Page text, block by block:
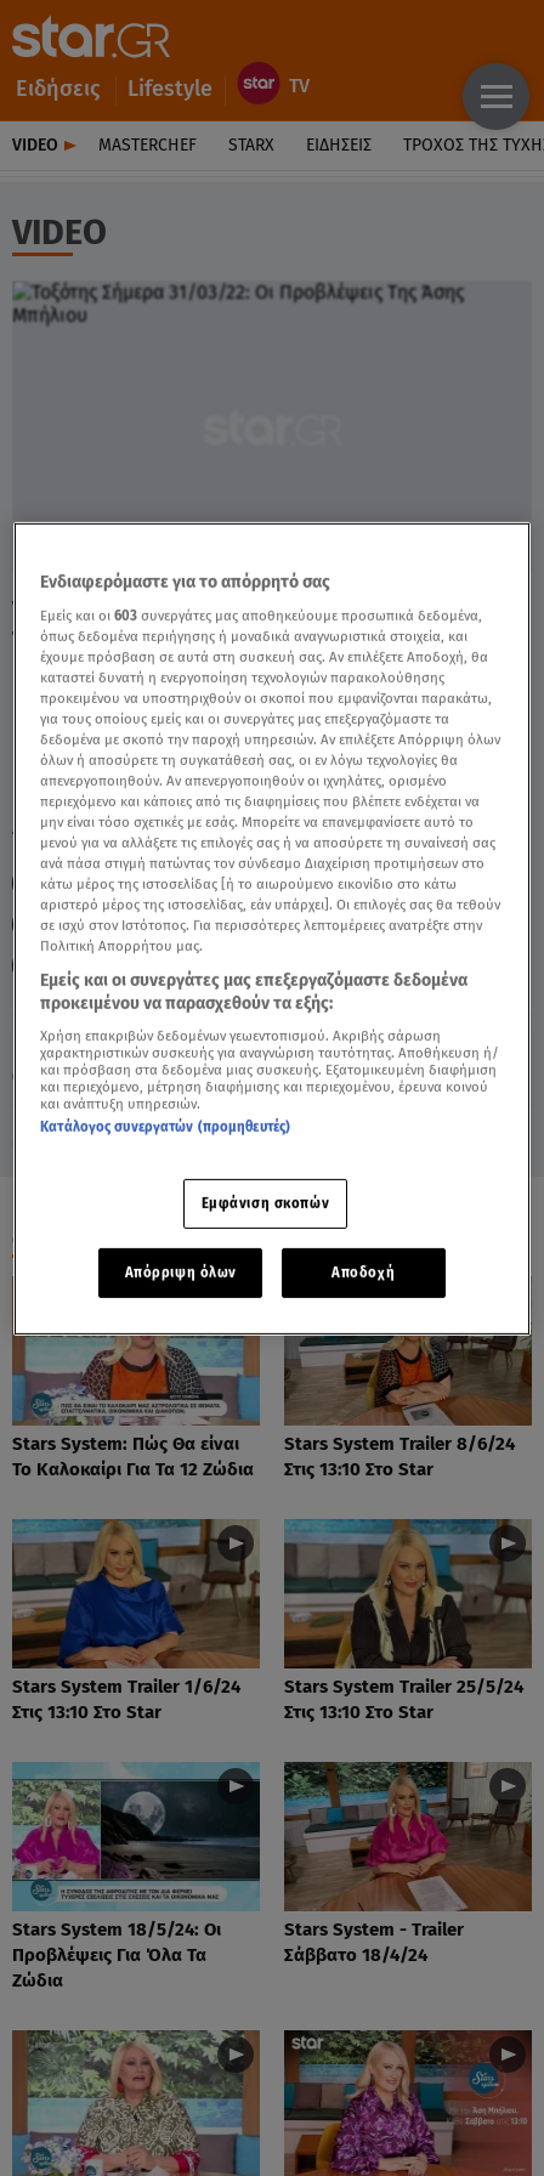
Ειδήσεις Lifestyle
VIDEO MASTERCHEF STARX ΕΙΔΉΣΕΙΣ ΤΡΟΧΌΣ ΤΗΣ
VIDEO
Πέμπτη 6 Αυγούστου 2026
31.03.22, 13:28 ΖΩΔΙΑ
Τοξότης Σήμερα 31/03/22: Οι Προβλέψεις
Της Άσης Μπήλιου - Video
TAGS: ΖΩΔΙΑ ΤΟΞΟΤΗΣ ΖΩΔΙΑ ΣΗΜΕΡΑ
ΑΣΗ ΜΠΗΛΙΟΥ
ΖΩΔΙΑ ΑΣΗ ΜΠΗΛΙΟΥ
ΑΣΤΡΟΛΟΓΙΚΕΣ ΠΡΟΒΛΕΨΕΙΣ
ΗΜΕΡΗΣΙΕΣ ΠΡΟΒΛΕΨΕΙΣ
BREAKFAST@STAR
ΟΛΑ ΤΑ ΒΙΝΤΕΟ
Stars System: Πώς Θα είναι
Το Καλοκαίρι Για Τα 12 Ζώδια
Stars System Trailer 8/6/24
Στις 13:10 Στο Star
Stars System Trailer 1/6/24
Στις 13:10 Στο Star
Stars System Trailer 25/5/24
Στις 13:10 Στο Star
Stars System 18/5/24: Οι
Προβλέψεις Για Όλα Τα
Ζώδια
Stars System - Trailer
Σάββατο 18/4/24
Ενδιαφερόμαστε για το απόρρητό σας
Εμείς και οι603 συνεργάτες μας αποθηκεύουμε προσωπικά δεδομένα,
όπως δεδομένα περιήγησης ή μοναδικά αναγνωριστικά στοιχεία, και
έχουμε πρόσβαση σε αυτά στη συσκευή σας. Αν επιλέξετε Αποδοχή, θα
καταστεί δυνατή η ενεργοποίηση τεχνολογιών παρακολούθησης
προκειμένου να υποστηριχθούν οι σκοποί που εμφανίζονται παρακάτω,
για τους οποίους εμείς και οι συνεργάτες μας επεξεργαζόμαστε τα
δεδομένα με σκοπό την παροχή υπηρεσιών. Αν επιλέξετε Απόρριψη όλων
όλων ή αποσύρετε τη συγκατάθεσή σας, οι εν λόγω τεχνολογίες θα
απενεργοποιηθούν. Αν απενεργοποιηθούν οι ιχνηλάτες, ορισμένο
περιεχόμενο και κάποιες από τις διαφημίσεις που βλέπετε ενδέχεται να
μην είναι τόσο σχετικές με εσάς. Μπορείτε να επανεμφανίσετε αυτό το
μενού για να αλλάξετε τις επιλογές σας ή να αποσύρετε τη συναίνεσή σας
ανά πάσα στιγμή πατώντας τον σύνδεσμο Διαχείριση προτιμήσεων στο
κάτω μέρος της ιστοσελίδας [ή το αιωρούμενο εικονίδιο στο κάτω
αριστερό μέρος της ιστοσελίδας, εάν υπάρχει]. Οι επιλογές σας θα τεθούν
σε ισχύ στον Ιστότοπος. Για περισσότερες λεπτομέρειες ανατρέξτε στην
Πολιτική Απορρήτου μας.
Εμείς και οι συνεργάτες μας επεξεργαζόμαστε δεδομένα
προκειμένου να παρασχεθούν τα εξής:
Χρήση επακριβών δεδομένων γεωεντοπισμού. Ακριβής σάρωση
χαρακτηριστικών συσκευής για αναγνώριση ταυτότητας. Αποθήκευση ή/
και πρόσβαση στα δεδομένα μιας συσκευής. Εξατομικευμένη διαφήμιση
και περιεχόμενο, μέτρηση διαφήμισης και περιεχομένου, έρευνα κοινού
και ανάπτυξη υπηρεσιών.
Κατάλογος συνεργατών (προμηθευτές)
Εμφάνιση σκοπών
Απόρριψη όλων Αποδοχή